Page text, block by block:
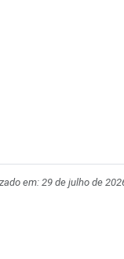
em: 29 de julho de